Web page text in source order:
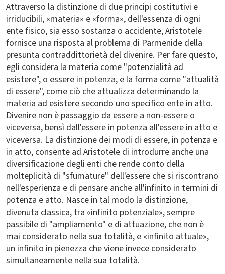
Attraverso la distinzione di due principi costitutivi e
irriducibili, «materia» e «forma», dell'essenza di ogni
ente fisico, sia esso sostanza o accidente, Aristotele
fornisce una risposta al problema di Parmenide della
presunta contraddittorietà del divenire. Per fare questo,
egli considera la materia come "potenzialità ad
esistere", o essere in potenza, e la forma come "attualità
di essere", come ciò che attualizza determinando la
materia ad esistere secondo uno specifico ente in atto.
Divenire non è passaggio da essere a non-essere o
viceversa, bensì dall'essere in potenza all'essere in atto e
viceversa. La distinzione dei modi di essere, in potenza e
in atto, consente ad Aristotele di introdurre anche una
diversificazione degli enti che rende conto della
molteplicità di "sfumature" dell'essere che si riscontrano
nell'esperienza e di pensare anche all'infinito in termini di
potenza e atto. Nasce in tal modo la distinzione,
divenuta classica, tra «infinito potenziale», sempre
passibile di "ampliamento" e di attuazione, che non è
mai considerato nella sua totalità, e «infinito attuale»,
un infinito in pienezza che viene invece considerato
simultaneamente nella sua totalità.